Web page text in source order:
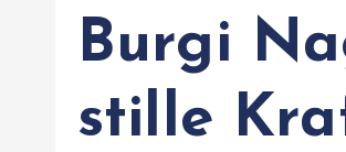
Burgi
stille